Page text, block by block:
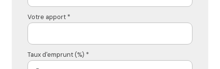
Votre apport *
Taux d'emprunt (%) *